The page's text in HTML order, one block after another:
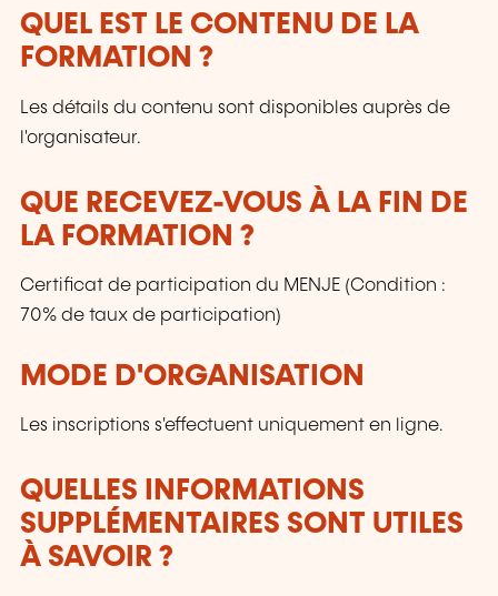
QUEL EST LE CONTENU DE LA
FORMATION ?
Les détails du contenu sont disponibles auprès de
l'organisateur.
QUE RECEVEZ-VOUS À LA FIN DE
LA FORMATION ?
Certificat de participation du MENJE (Condition :
70% de taux de participation)
MODE D'ORGANISATION
Les inscriptions s'effectuent uniquement en ligne.
QUELLES INFORMATIONS
SUPPLÉMENTAIRES SONT UTILES
À SAVOIR ?